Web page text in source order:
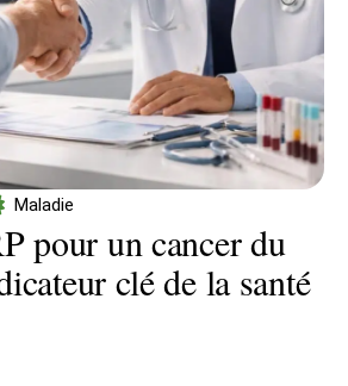
Maladie
pour un cancer du
clé de la santé